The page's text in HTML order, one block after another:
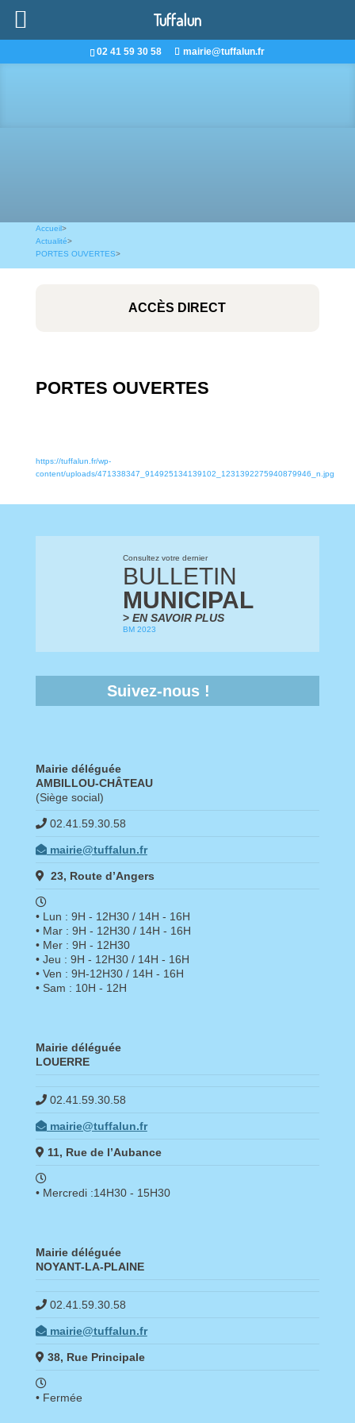
02 41 59 30 58 mairie@tuffalun.fr
Accueil>
Actualité>
PORTES OUVERTES>
ACCÈS DIRECT
PORTES OUVERTES
https://tuffalun.fr/wp-
content/uploads/471338347_914925134139102_1231392275940879946 _n.jpg
Consultez votre dernier
BULLETIN
MUNICIPAL
> EN SAVOIR PLUS
BM 2023
Suivez-nous !
Mairie déléguée
AMBILLOU-CHÂTEAU
(Siège social)
02.41.59.30.58
mairie@tuffalun.fr
23, Route d’Angers
• Lun : 9H - 12H30 / 14H - 16H
• Mar : 9H - 12H30 / 14H - 16H
• Mer : 9H - 12H30
• Jeu : 9H - 12H30 / 14H - 16H
• Ven : 9H-12H30 / 14H - 16H
• Sam : 10H - 12H
Mairie déléguée
LOUERRE
02.41.59.30.58
mairie@tuffalun.fr
11, Rue de l’Aubance
• Mercredi :14H30 - 15H30
Mairie déléguée
NOYANT-LA-PLAINE
02.41.59.30.58
mairie@tuffalun.fr
38, Rue Principale
• Fermée
Tuffalun